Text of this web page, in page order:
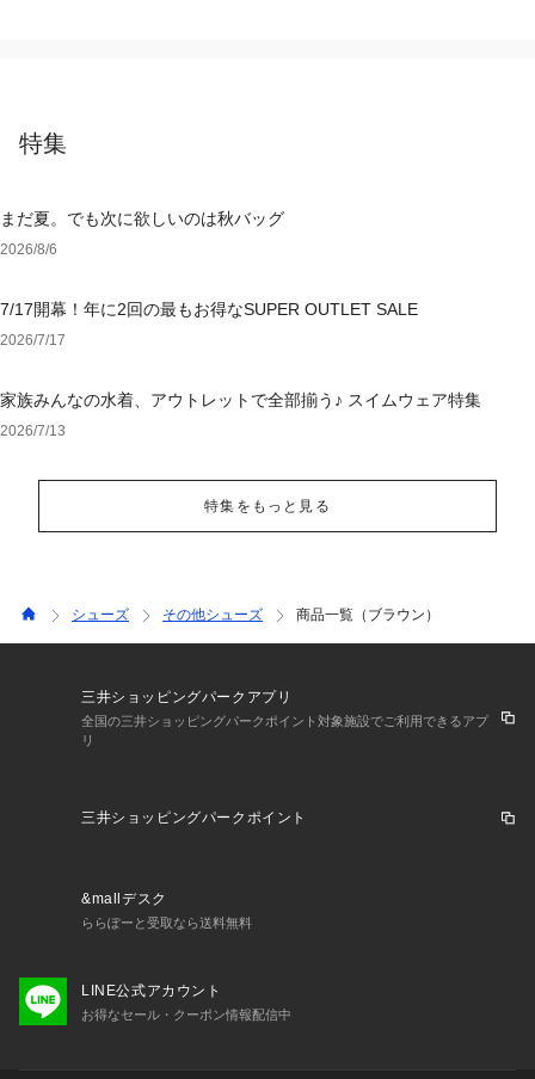
特集
まだ夏。でも次に欲しいのは秋バッグ
2026/8/6
7/17開幕！年に2回の最もお得なSUPER OUTLET SALE
2026/7/17
家族みんなの水着、アウトレットで全部揃う♪ スイムウェア特集
2026/7/13
特集をもっと見る
シューズ その他シューズ 商品一覧（ブラウン）
三井ショッピングパークアプリ
全国の三井ショッピングパークポイント対象施設でご利用できるアプ
リ
三井ショッピングパークポイント
&mallデスク
ららぽーと受取なら送料無料
LINE公式アカウント
お得なセール・クーポン情報配信中